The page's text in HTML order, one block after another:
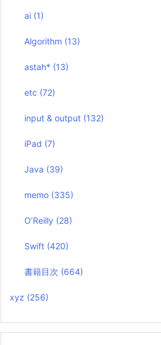
ai (1)
Algorithm (13)
astah* (13)
etc (72)
input & output (132)
iPad (7)
Java (39)
memo (335)
O’Reilly (28)
Swift (420)
書籍目次 (664)
xyz (256)